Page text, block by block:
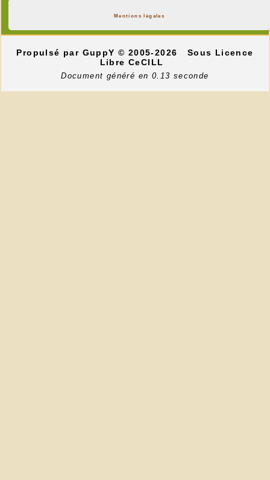
Mentions légales
Propulsé par GuppY© 2005-2026
Sous Licence
Libre CeCILL
Document généré en 0.13 seconde